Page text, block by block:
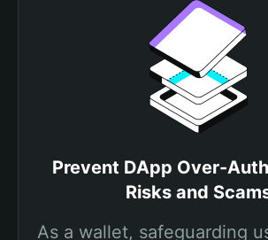
Prevent DApp Over-
Risks and
As a wallet, safeguarding